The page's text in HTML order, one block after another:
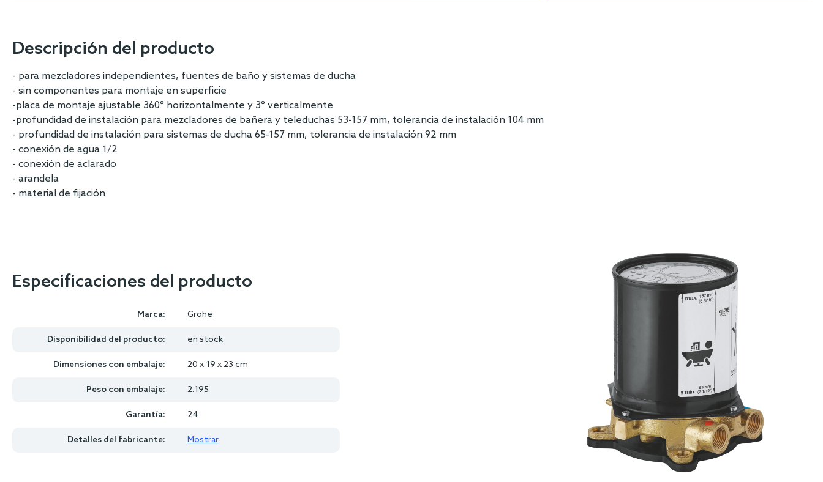
Descripción del producto
- para mezcladores independientes, fuentes de baño y sistemas de ducha
- sin componentes para montaje en superficie
-placa de montaje ajustable 360° horizontalmente y 3° verticalmente
-profundidad de instalación para mezcladores de bañera y teleduchas 53-157 mm, tolerancia de instalación 104 mm
- profundidad de instalación para sistemas de ducha 65-157 mm, tolerancia de instalación 92 mm
- conexión de agua 1/2
- conexión de aclarado
- arandela
- material de fijación
Especificaciones del producto
Marca: Grohe
Disponibilidad del producto: en stock
Dimensiones con embalaje: 20 x 19 x 23 cm
Peso con embalaje: 2.195
Garantía: 24
Detalles del fabricante: Mostrar